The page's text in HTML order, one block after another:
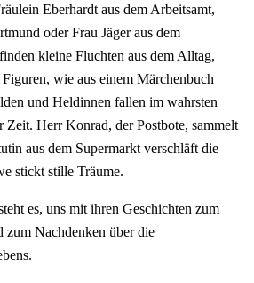
Eberhardt aus dem Arbeitsamt,
oder Frau Jäger aus dem
kleine Fluchten aus dem Alltag,
wie aus einem Märchenbuch
und Heldinnen fallen im wahrsten
Zeit. Herr Konrad, der Postbote, sammelt
aus dem Supermarkt verschläft die
stickt stille Träume.
es, uns mit ihren Geschichten zum
zum Nachdenken über die